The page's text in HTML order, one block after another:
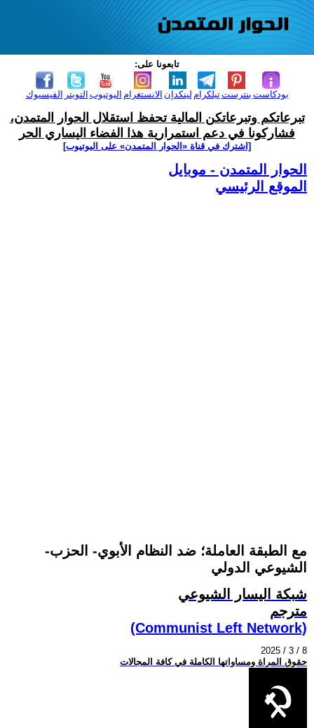
تابعونا على:
الفيسبوك التويتر اليوتيوب الانستغرام لينكدإن تيلكرامبنترست بودكاست
تبرعاتكم وتبرعاتكن المالية تحفظ استقلال الحوار المتمدن،
فشاركونا في دعم استمرارية هذا الفضاء اليساري الحر
[اشترك في قناة ‫«الحوار المتمدن» على اليوتيوب]
الحوار المتمدن - موبايل
الموقع الرئيسي
-مع الطبقة العاملة؛ ضد النظام الأبوي- الحزب
الشيوعي الدولي
شبكة اليسار الشيوعي
مترجم
(Communist Left Network)
2025 / 3 / 8
حقوق المراة ومساواتها الكاملة في كافة المجالات